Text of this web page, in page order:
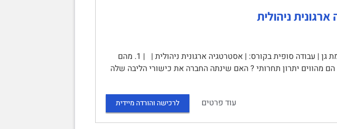
ניהולית
המרכז האקדמי למשפט ולעסקים ברמת גן | עבודה סופית בקורס: | אסטרטגיה ארגונית ניהולית | | 1. מהם
מהווים יתרון תחרותי ? האם שינתה החברה את כישורי הליבה שלה
עוד פרטים לרכישה והורדה מיידית